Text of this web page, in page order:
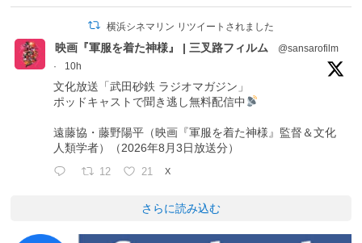
横浜シネマリン リツイートされました
映画『軍服を着た神様』 | 三叉路フィルム
@sansarofilm
·
10h
文化放送「武田砂鉄 ラジオマガジン」
ポッドキャストで聞き逃し無料配信中
遠藤協・藤野陽平（映画『軍服を着た神様』監督＆文化
人類学者）（2026年8月3日放送分）
12 21 X
さらに読み込む